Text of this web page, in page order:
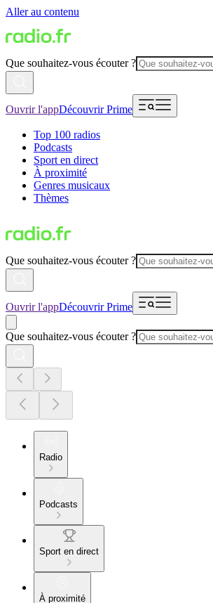
Aller au contenu
Que souhaitez-vous écouter ?
Ouvrir l'appDécouvrir Prime
Top 100 radios
Podcasts
Sport en direct
À proximité
Genres musicaux
Thèmes
Que souhaitez-vous écouter ?
Ouvrir l'appDécouvrir Prime
Que souhaitez-vous écouter ?
Radio
Podcasts
Sport en direct
À proximité